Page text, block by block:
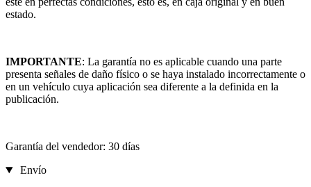
estado.
IMPORTANTE: La garantía no es aplicable cuando una parte
presenta señales de daño físico o se haya instalado incorrectamente o
en un vehículo cuya aplicación sea diferente a la definida en la
publicación.
Garantía del vendedor: 30 días
Envío